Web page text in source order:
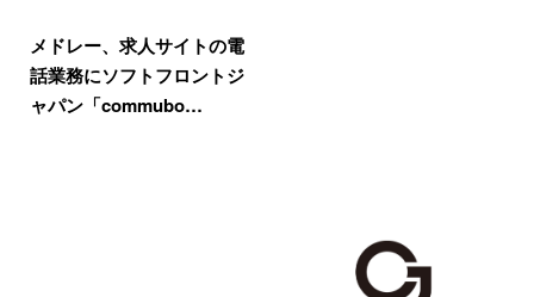
メドレー、求人サイトの電
話業務にソフトフロントジ
ャパン「commubo…